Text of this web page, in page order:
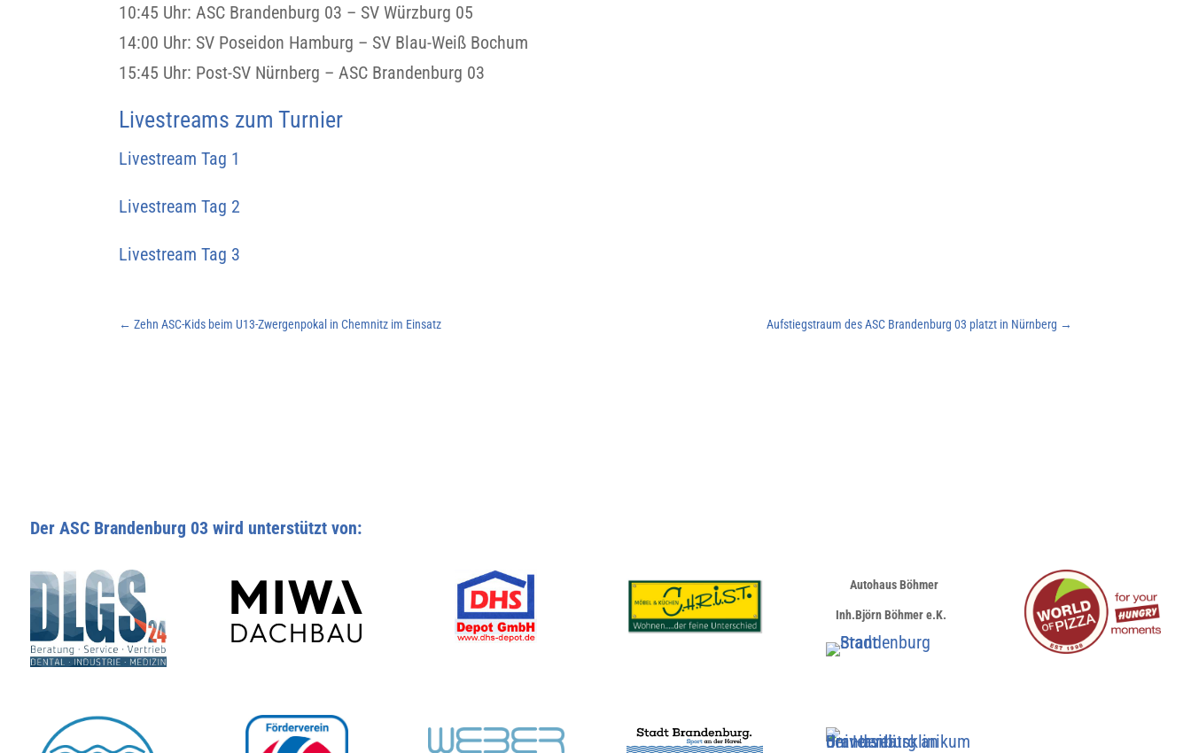
10:45 Uhr: ASC Brandenburg 03 – SV Würzburg 05
14:00 Uhr: SV Poseidon Hamburg – SV Blau-Weiß Bochum
15:45 Uhr: Post-SV Nürnberg – ASC Brandenburg 03
Livestreams zum Turnier
Livestream Tag 1
Livestream Tag 2
Livestream Tag 3
←Zehn ASC-Kids beim U13-Zwergenpokal in Chemnitz im Einsatz Aufstiegstraum des ASC Brandenburg 03 platzt in Nürnberg →
Der ASC Brandenburg 03 wird unterstützt von:
Autohaus Böhmer
Inh.Björn Böhmer e.K.